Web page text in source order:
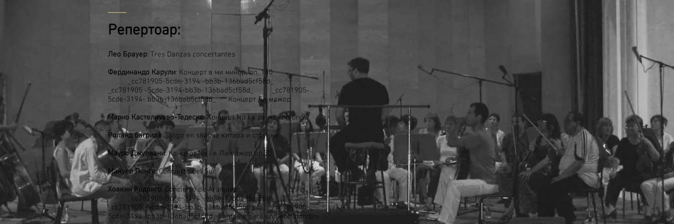
Репертоар:
Лео Брауер: Tres Danzas concertantes
Фердинандо Карули: Концерт в ми минор, оп. 140
_cc781905-5cde-3194 -bb3b-136bad5cf58d_
_cc781905 -5cde-3194-bb3b-136bad5cf58d_ _cc781905-
5cde-3194- bb3b-136bad5cf58d_ Концерт Ла мажор
Марио Кастелнуово-Тедеско: Концерт No I в ре мажор оп.99
Роланд багрила: Tango en skai за китара и струнни
Мауро Джулиани: Концерт No I в Ла мажор оп.30
Мануел Понсе: Concierto del Sur
Хоакин Родриго: Concierto de Aranjuez
_cc781905-5cde-3194 -bb3b-136bad5cf58d_
_cc781905 -5cde-3194-bb3b-136bad5cf58d_ _cc781905-
5cde-3194- bb3b-136bad5cf58d_ Fantasia para un Gentilhombre